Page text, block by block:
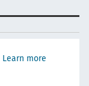
Learn more